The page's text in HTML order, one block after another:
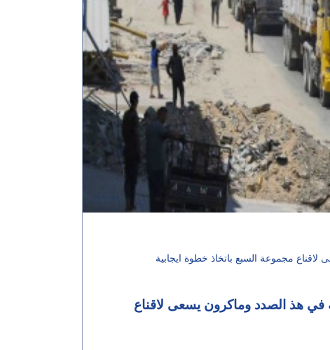
مجموعة السبع باتخاذ خطوة ايجابية
هذ الصدد وماكرون يسعى لاقناع